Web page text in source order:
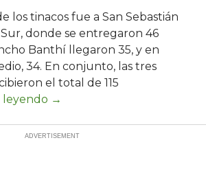
los tinacos fue a San Sebastián
donde se entregaron 46
Banthí llegaron 35, y en
34. En conjunto, las tres
el total de 115